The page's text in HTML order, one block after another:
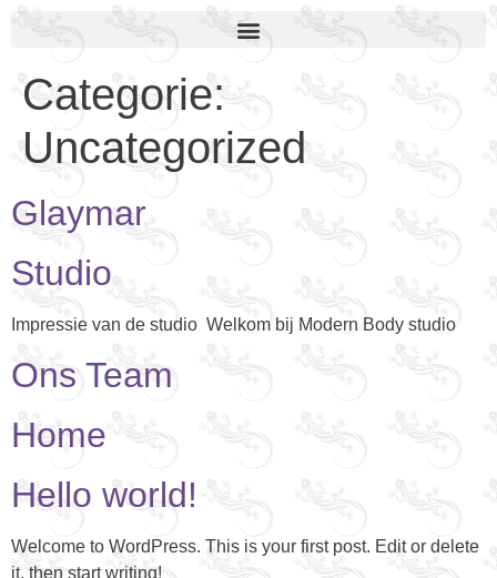
Categorie:
Uncategorized
Glaymar
Studio
Impressie van de studio Welkom bij Modern Body studio
Ons Team
Home
Hello world!
Welcome to WordPress. This is your first post. Edit or delete
it, then start writing!